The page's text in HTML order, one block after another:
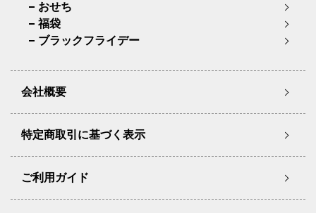
おせち
福袋
ブラックフライデー
会社概要
特定商取引に基づく表示
ご利用ガイド